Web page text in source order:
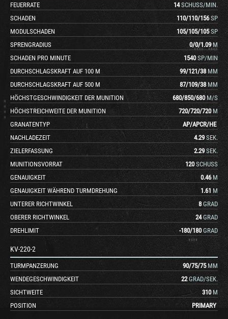
FEUERRATE 14 SCHUSS/MIN.
SCHADEN
110/110/156 SP
MODULSCHADEN
105/105/105 SP
SPRENGRADIUS
0/0/1.09 M
SCHADEN PRO MINUTE
1540 SP/MIN
DURCHSCHLAGSKRAFT AUF 100 M
99/121/38 MM
DURCHSCHLAGSKRAFT AUF 500 M
87/109/38 MM
HÖCHSTGESCHWINDIGKEIT DER MUNITION
680/850/680 M/S
HÖCHSTREICHWEITE DER MUNITION
720/720/720 M
GRANATENTYP
AP/APCR/HE
NACHLADEZEIT
4.29 SEK.
ZIELERFASSUNG
2.29 SEK.
MUNITIONSVORRAT
120 SCHUSS
GENAUIGKEIT
0.46 M
GENAUIGKEIT WÄHREND TURMDREHUNG
1.61 M
UNTERER RICHTWINKEL
8 GRAD
OBERER RICHTWINKEL
24 GRAD
DREHLIMIT
-180/180 GRAD
KV-220-2
TURMPANZERUNG 90/75/75 MM
WENDEGESCHWINDIGKEIT
22 GRAD/SEK.
SICHTWEITE
310 M
POSITION
PRIMARY